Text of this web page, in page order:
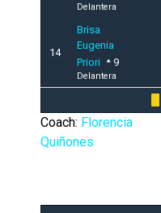
Delantera
14
Brisa
Eugenia
Priori
9
Delantera
Coach: Florencia
Quiñones